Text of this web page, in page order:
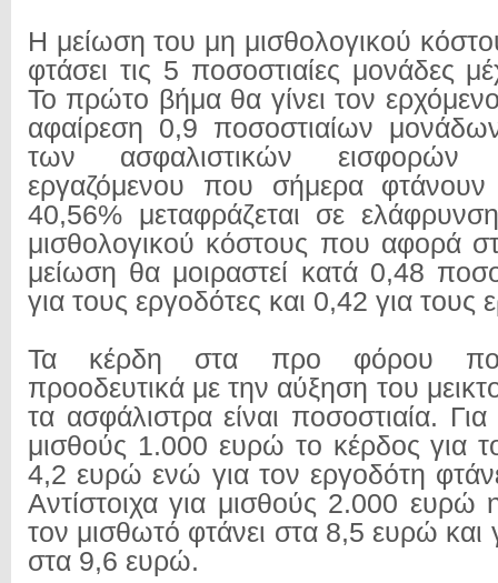
Η μείωση του μη μισθολογικού
φτάσει τις 5 ποσοστιαίες μονάδες
Το πρώτο βήμα θα γίνει τον
αφαίρεση 0,9 ποσοστιαίων
των ασφαλιστικών εισφορών
εργαζόμενου που σήμερα φτάνουν
40,56% μεταφράζεται σε
μισθολογικού κόστους που αφορά
μείωση θα μοιραστεί κατά 0,48
για τους εργοδότες και 0,42 για τους
Τα κέρδη στα προ φόρου
προοδευτικά με την αύξηση του
τα ασφάλιστρα είναι ποσοστιαία.
μισθούς 1.000 ευρώ το κέρδος για
4,2 ευρώ ενώ για τον εργοδότη
Αντίστοιχα για μισθούς 2.000 ευρώ
τον μισθωτό φτάνει στα 8,5 ευρώ και
στα 9,6 ευρώ.